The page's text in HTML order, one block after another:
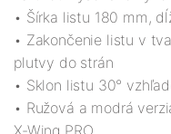
• Šírka listu 180 mm,
• Zakončenie listu v
plutvy do strán
• Sklon listu 30°
• Ružová a modrá